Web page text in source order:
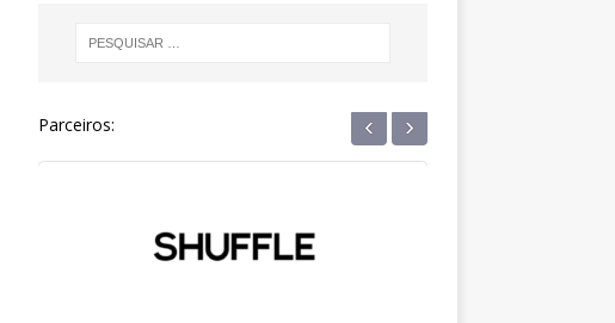
Parceiros: ‹ ›